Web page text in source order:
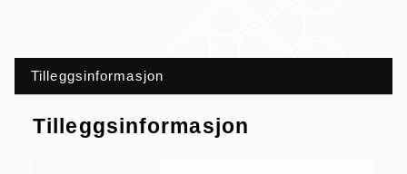
Tilleggsinformasjon
Tilleggsinformasjon